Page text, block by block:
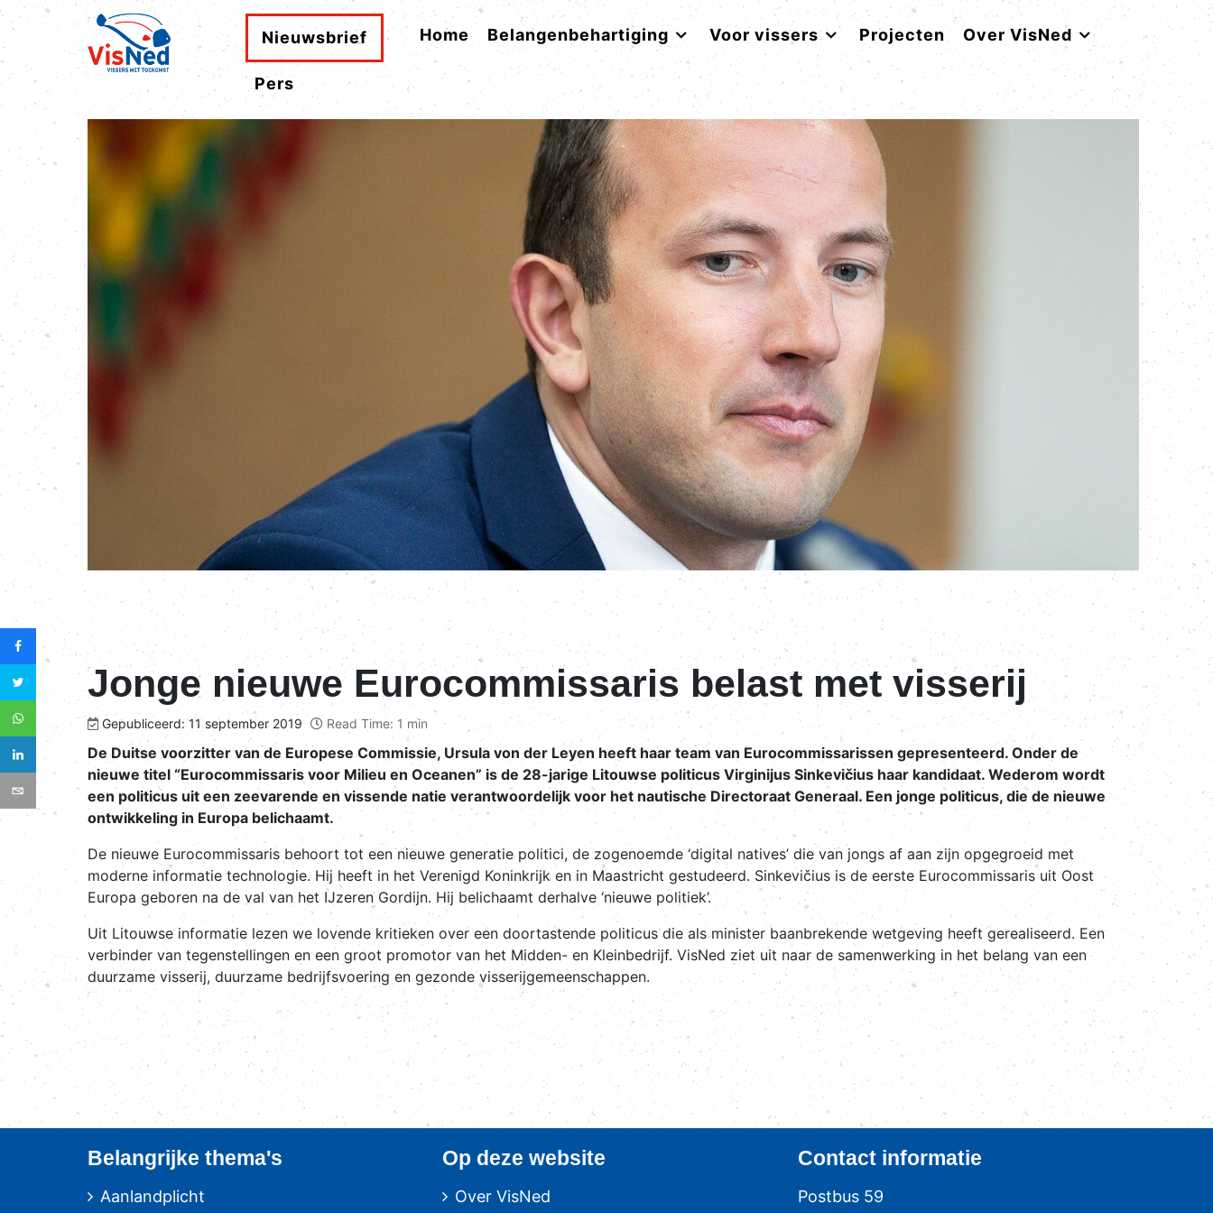
Nieuwsbrief Home Belangenbehartiging Voor vissers Projecten Over VisNed
Pers
Jonge nieuwe Eurocommissaris belast met visserij
Gepubliceerd: 11 september 2019 Read Time: 1 min
De Duitse voorzitter van de Europese Commissie, Ursula von der Leyen heeft haar team van Eurocommissarissen gepresenteerd. Onder de
nieuwe titel “Eurocommissaris voor Milieu en Oceanen” is de 28-jarige Litouwse politicus Virginijus Sinkevičius haar kandidaat. Wederom wordt
een politicus uit een zeevarende en vissende natie verantwoordelijk voor het nautische Directoraat Generaal. Een jonge politicus, die de nieuwe
ontwikkeling in Europa belichaamt.
De nieuwe Eurocommissaris behoort tot een nieuwe generatie politici, de zogenoemde ‘digital natives’ die van jongs af aan zijn opgegroeid met
moderne informatie technologie. Hij heeft in het Verenigd Koninkrijk en in Maastricht gestudeerd. Sinkevičius is de eerste Eurocommissaris uit Oost
Europa geboren na de val van het IJzeren Gordijn. Hij belichaamt derhalve ‘nieuwe politiek’.
Uit Litouwse informatie lezen we lovende kritieken over een doortastende politicus die als minister baanbrekende wetgeving heeft gerealiseerd. Een
verbinder van tegenstellingen en een groot promotor van het Midden- en Kleinbedrijf. VisNed ziet uit naar de samenwerking in het belang van een
duurzame visserij, duurzame bedrijfsvoering en gezonde visserijgemeenschappen.
Belangrijke thema's
Aanlandplicht
Op deze website
Over VisNed
Contactinformatie
Postbus 59